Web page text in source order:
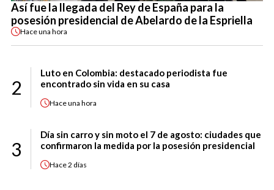
Así fue la llegada del Rey de España para la
posesión presidencial de Abelardo de la Espriella
Haceuna hora
2
Luto en Colombia: destacado periodista fue
encontrado sin vida en su casa
Haceuna hora
3
Día sin carro y sin moto el 7 de agosto: ciudades que
confirmaron la medida por la posesión presidencial
Hace2 días